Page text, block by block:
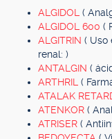
ALGIDOL (
ALGIDOL 600 (
ALGITRIN ( Uso
renal: )
ANTALGIN (
ARTHRIL (
ATALAK
ATENKOR (
ATRISER (